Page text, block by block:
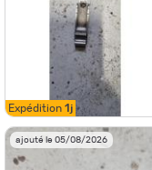
Expédition 1j
ajouté le 05/08/2026